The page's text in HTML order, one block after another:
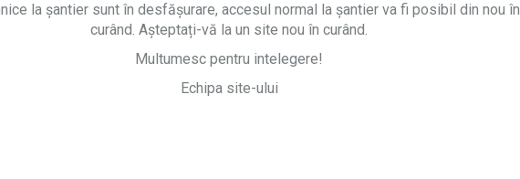
la șantier sunt în desfășurare, accesul normal la șantier va fi posibil din nou în
curând. Așteptați-vă la un site nou în curând.
Multumesc pentru intelegere!
Echipa site-ului